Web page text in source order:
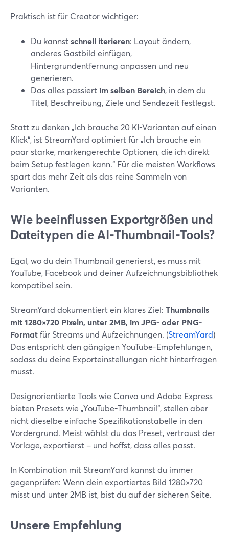
Praktisch ist für Creator wichtiger:
Du kannstschnell iterieren: Layout ändern,
anderes Gastbild einfügen,
Hintergrundentfernung anpassen und neu
generieren.
Das alles passiert im selben Bereich, in dem du
Titel, Beschreibung, Ziele und Sendezeit festlegst.
Statt zu denken „Ich brauche 20 KI-Varianten auf einen
Klick“, ist StreamYard optimiert für „Ich brauche ein
paar starke, markengerechte Optionen, die ich direkt
beim Setup festlegen kann.“ Für die meisten Workflows
spart das mehr Zeit als das reine Sammeln von
Varianten.
Wie beeinflussen Exportgrößen und
Dateitypen die AI-Thumbnail-Tools?
Egal, wo du dein Thumbnail generierst, es muss mit
YouTube, Facebook und deiner Aufzeichnungsbibliothek
kompatibel sein.
StreamYard dokumentiert ein klares Ziel: Thumbnails
mit 1280×720 Pixeln, unter 2MB, im JPG- oder PNG-
Formatfür Streams und Aufzeichnungen. (StreamYard)
Das entspricht den gängigen YouTube-Empfehlungen,
sodass du deine Exporteinstellungen nicht hinterfragen
musst.
Designorientierte Tools wie Canva und Adobe Express
bieten Presets wie „YouTube-Thumbnail“, stellen aber
nicht dieselbe einfache Spezifikationstabelle in den
Vordergrund. Meist wählst du das Preset, vertraust der
Vorlage, exportierst – und hoffst, dass alles passt.
In Kombination mit StreamYard kannst du immer
gegenprüfen: Wenn dein exportiertes Bild 1280×720
misst und unter 2MB ist, bist du auf der sicheren Seite.
Unsere Empfehlung